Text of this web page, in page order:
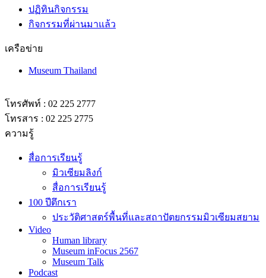
ปฏิทินกิจกรรม
กิจกรรมที่ผ่านมาแล้ว
เครือข่าย
Museum Thailand
โทรศัพท์ : 02 225 2777
โทรสาร : 02 225 2775
ความรู้
สื่อการเรียนรู้
มิวเซียมลิงก์
สื่อการเรียนรู้
100 ปีตึกเรา
ประวัติศาสตร์พื้นที่และสถาปัตยกรรมมิวเซียมสยาม
Video
Human library
Museum inFocus 2567
Museum Talk
Podcast